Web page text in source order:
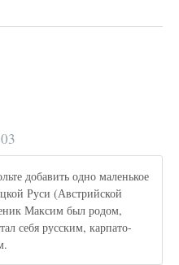
добавить одно маленькое
Руси (Австрийской
Максим был родом,
себя русским, карпато-